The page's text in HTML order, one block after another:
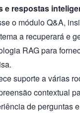
e respostas
o módulo Q&A,
a recuperará e
RAG para
suporte a várias
contextual
de perguntas